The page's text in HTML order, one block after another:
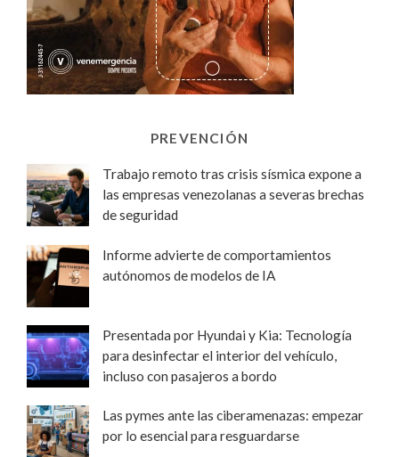
PREVENCIÓN
Trabajo remoto tras crisis sísmica expone a
las empresas venezolanas a severas brechas
de seguridad
Informe advierte de comportamientos
autónomos de modelos de IA
Presentada por Hyundai y Kia: Tecnología
para desinfectar el interior del vehículo,
incluso con pasajeros a bordo
Las pymes ante las ciberamenazas: empezar
por lo esencial para resguardarse